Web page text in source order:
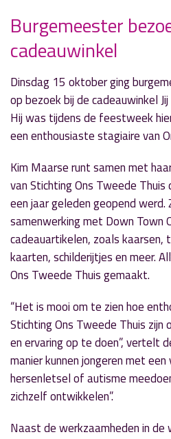
« Vorig nieuwsbericht
Willemstein gaat invulling
16 oktober 2019
» Volgend nieuwsbericht
Aanrijding SUV en
Lakenblekerstraat
16 oktober 2019
Burgemeester
cadeauwinkel
Dinsdag 15 oktober ging
op bezoek bij de cadeauwinkel
Hij was tijdens de feestweek
een enthousiaste stagiaire van
Kim Maarse runt samen met
van Stichting Ons Tweede
een jaar geleden geopend werd.
samenwerking met Down Town
cadeauartikelen, zoals kaarsen,
kaarten, schilderijtjes en meer.
Ons Tweede Thuis gemaakt.
“Het is mooi om te zien hoe
Stichting Ons Tweede Thuis zijn
en ervaring op te doen”, vertelt
manier kunnen jongeren met
hersenletsel of autisme
zichzelf ontwikkelen”.
Naast de werkzaamheden in de